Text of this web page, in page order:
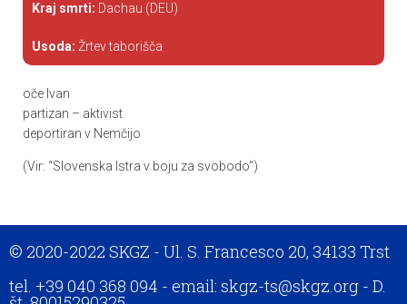
Kraj smrti: Dachau (DEU)
Usoda: Žrtev taborišča
oče Ivan
partizan – aktivist
deportiran v Nemčijo
(Vir: “Slovenska Istra v boju za svobodo”)
© 2020-2022 SKGZ - Ul. S. Francesco 20, 34133 Trst
tel. +39 040 368 094 - email: skgz-ts@skgz.org - D.